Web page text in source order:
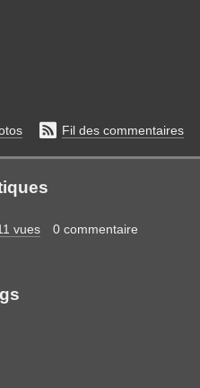
 Fil des commentaires
vues 0 commentaire